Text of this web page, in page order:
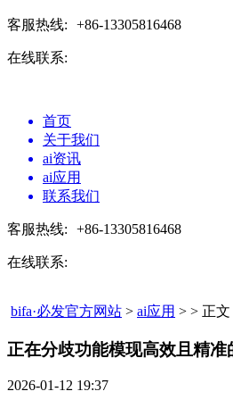
客服热线: +86-13305816468
在线联系:
首页
关于我们
ai资讯
ai应用
联系我们
客服热线: +86-13305816468
在线联系:
bifa·必发官方网站 > ai应用 > > 正文
正在分歧功能模现高效且精
2026-01-12 19:37